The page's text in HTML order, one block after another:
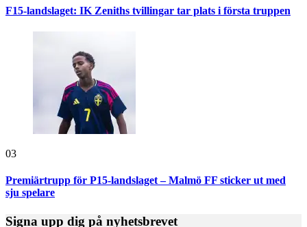
F15-landslaget: IK Zeniths tvillingar tar plats i första truppen
03
Premiärtrupp för P15-landslaget – Malmö FF sticker ut med
sju spelare
Signa upp dig på nyhetsbrevet